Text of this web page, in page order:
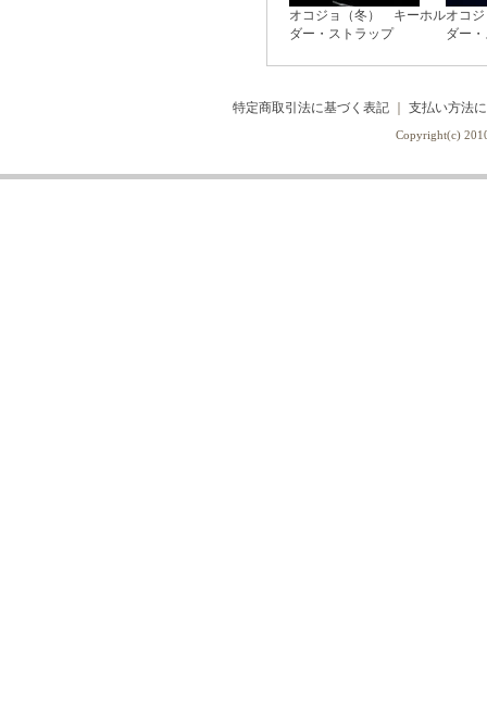
オコジョ（冬） キーホル
ダー・ストラップ
オコ
ダー
特定商取引法に基づく表記 支払い方法
Copyright(c)